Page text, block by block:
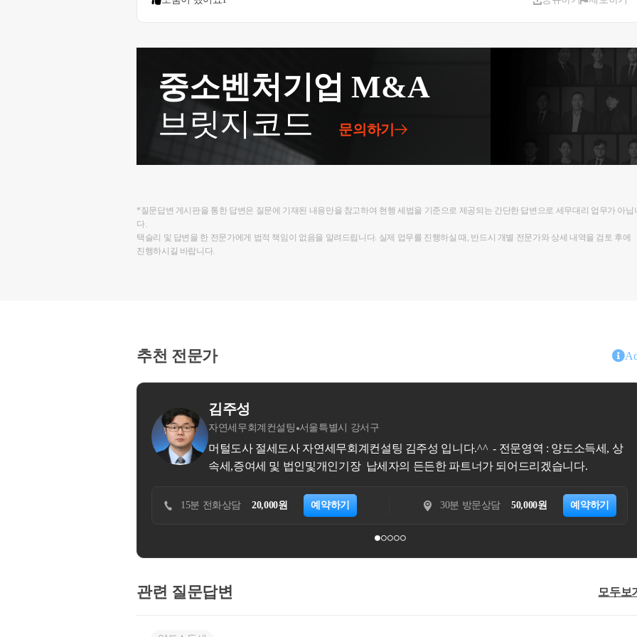
중소벤처기업 M&A
브릿지코드
문의하기
*질문답변 게시판을 통한 답변은 질문에 기재된 내용만을 참고하여 현행 세법을 기준으로 제공되는 간단한 답변으로 세무대리 업무가 아닙
다.
택슬리 및 답변을 한 전문가에게 법적 책임이 없음을 알려드립니다. 실제 업무를 진행하실 때, 반드시 개별 전문가와 상세 내역을 검토 후에
진행하시길 바랍니다.
추천 전문가
연세무회계컨설팅 김주성 입니다.^^ - 전문영역 : 양도소득세, 상
세 및 법인및개인기장 납세자의 든든한 파트너가 되어드리겠습니다.
30분 방문상담 50,000원 예약하기
절세전문가 세무사홍상표 입니다. - 전문영역 : 상속∙증여세 납세자의 든든한 파트너가
되어드리겠습니다.
15분 전화상담 20,000원 예약하기
관련 질문답변 모두보